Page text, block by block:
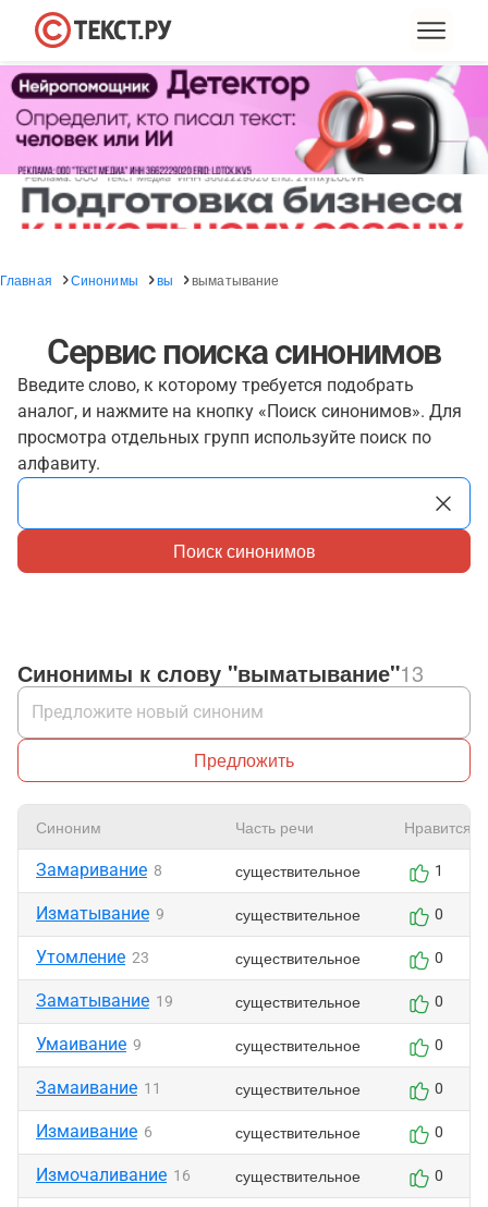
Главная Синонимы вы выматывание
Сервис поиска синонимов
Введите слово, к которому требуется подобрать
аналог, и нажмите на кнопку «Поиск синонимов». Для
просмотра отдельных групп используйте поиск по
алфавиту.
Поиск синонимов
Синонимы к слову "выматывание"13
Предложить
Синоним Часть речи Нравится
Замаривание 8 существительное 1
Изматывание 9 существительное 0
Утомление 23 существительное 0
Заматывание 19 существительное 0
Умаивание 9 существительное 0
Замаивание 11 существительное 0
Измаивание 6 существительное 0
Измочаливание 16 существительное 0